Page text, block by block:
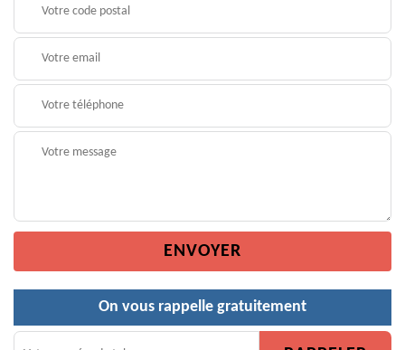
On vous rappelle gratuitement